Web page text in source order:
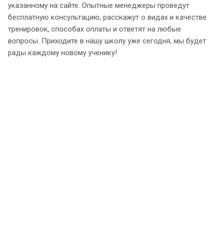
указанному на сайте. Опытные менеджеры проведут
бесплатную консультацию, расскажут о видах и качестве
тренировок, способах оплаты и ответят на любые
вопросы. Приходите в нашу школу уже сегодня, мы будет
рады каждому новому ученику!